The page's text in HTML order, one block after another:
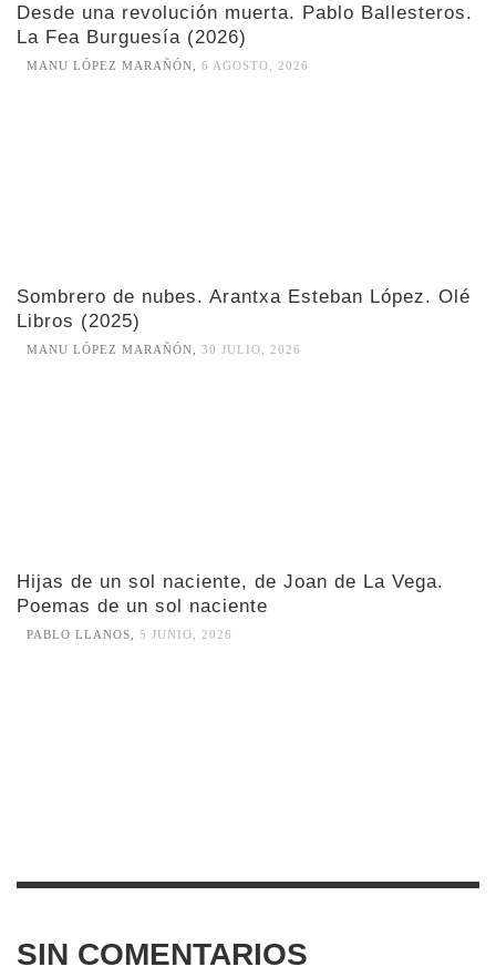
Desde una revolución muerta. Pablo Ballesteros.
La Fea Burguesía (2026)
MANU LÓPEZ MARAÑÓN 6 AGOSTO, 2026
Sombrero de nubes. Arantxa Esteban López. Olé
Libros (2025)
MANU LÓPEZ MARAÑÓN, 30 JULIO, 2026
Hijas de un sol naciente, de Joan de La Vega.
Poemas de un sol naciente
PABLO LLANOS 5 JUNIO, 2026
SIN COMENTARIOS